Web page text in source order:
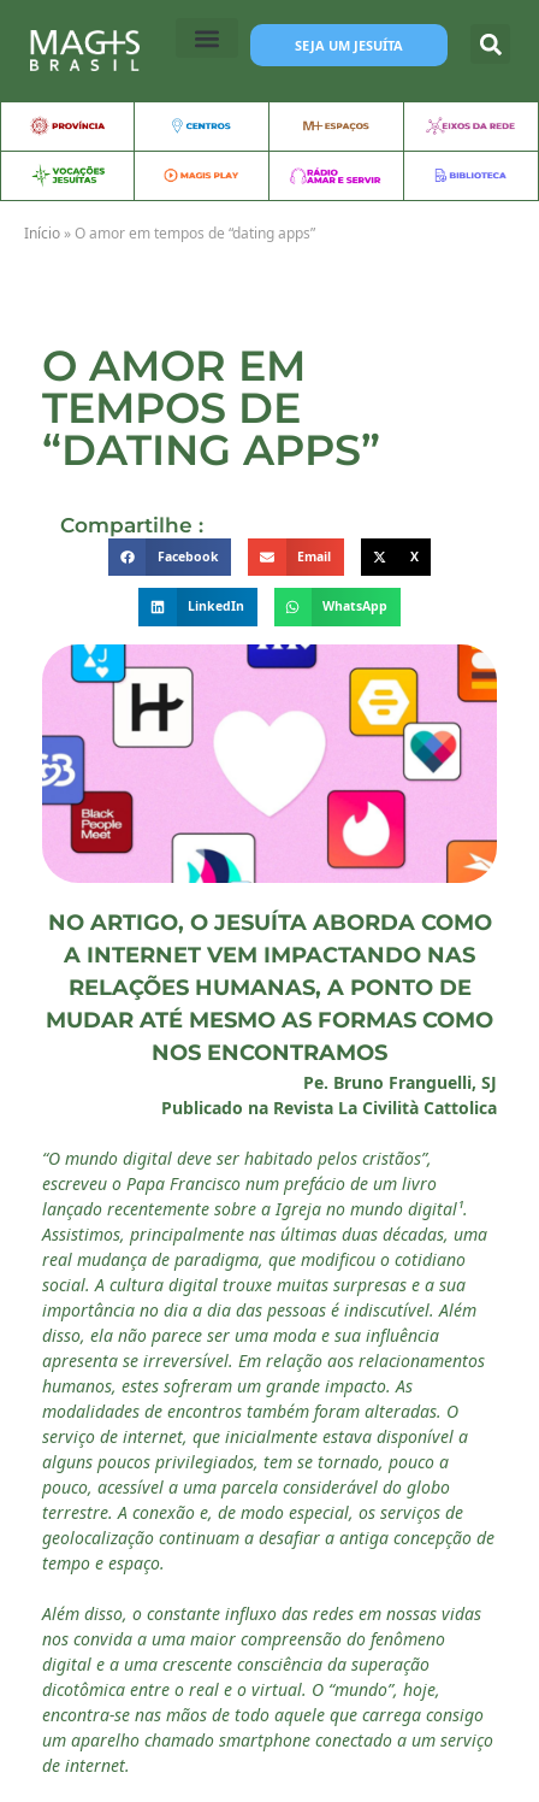
SEJA UM JESUÍTA
Início »O amor em tempos de “dating apps”
O AMOR EM
TEMPOS DE
“DATING APPS”
Compartilhe :
Facebook Email X
LinkedIn WhatsApp
NO ARTIGO, O JESUÍTA ABORDA COMO
A INTERNET VEM IMPACTANDO NAS
RELAÇÕES HUMANAS, A PONTO DE
MUDAR ATÉ MESMO AS FORMAS COMO
NOS ENCONTRAMOS
Pe. Bruno Franguelli, SJ
Publicado na Revista La Civilità Cattolica
“O mundo digital deve ser habitado pelos cristãos”,
escreveu o Papa Francisco num prefácio de um livro
lançado recentemente sobre a Igreja no mundo digital¹.
Assistimos, principalmente nas últimas duas décadas, uma
real mudança de paradigma, que modificou o cotidiano
social. A cultura digital trouxe muitas surpresas e a sua
importância no dia a dia das pessoas é indiscutível. Além
disso, ela não parece ser uma moda e sua influência
apresenta se irreversível. Em relação aos relacionamentos
humanos, estes sofreram um grande impacto. As
modalidades de encontros também foram alteradas. O
serviço de internet, que inicialmente estava disponível a
alguns poucos privilegiados, tem se tornado, pouco a
pouco, acessível a uma parcela considerável do globo
terrestre. A conexão e, de modo especial, os serviços de
geolocalização continuam a desafiar a antiga concepção de
tempo e espaço.
Além disso, o constante influxo das redes em nossas vidas
nos convida a uma maior compreensão do fenômeno
digital e a uma crescente consciência da superação
dicotômica entre o real e o virtual. O “mundo”, hoje,
encontra-se nas mãos de todo aquele que carrega consigo
um aparelho chamado smartphone conectado a um serviço
de internet.